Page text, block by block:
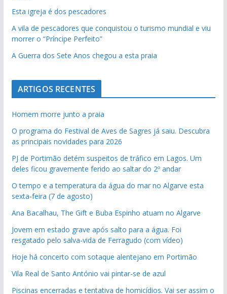
Esta igreja é dos pescadores
A vila de pescadores que conquistou o turismo mundial e viu
morrer o “Príncipe Perfeito”
A Guerra dos Sete Anos chegou a esta praia
ARTIGOS RECENTES
Homem morre junto a praia
O programa do Festival de Aves de Sagres já saiu. Descubra
as principais novidades para 2026
PJ de Portimão detém suspeitos de tráfico em Lagos. Um
deles ficou gravemente ferido ao saltar do 2º andar
O tempo e a temperatura da água do mar no Algarve esta
sexta-feira (7 de agosto)
Ana Bacalhau, The Gift e Buba Espinho atuam no Algarve
Jovem em estado grave após salto para a água. Foi
resgatado pelo salva-vida de Ferragudo (com vídeo)
Hoje há concerto com sotaque alentejano em Portimão
Vila Real de Santo António vai pintar-se de azul
Piscinas encerradas e tentativa de homicídios. Vai ser assim o